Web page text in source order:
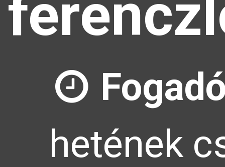
hetének